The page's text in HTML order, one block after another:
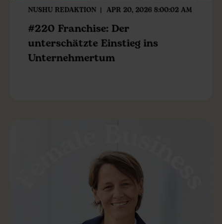
NUSHU REDAKTION APR 20, 2026 8:00:02 AM
#220 Franchise: Der
unterschätzte Einstieg ins
Unternehmertum